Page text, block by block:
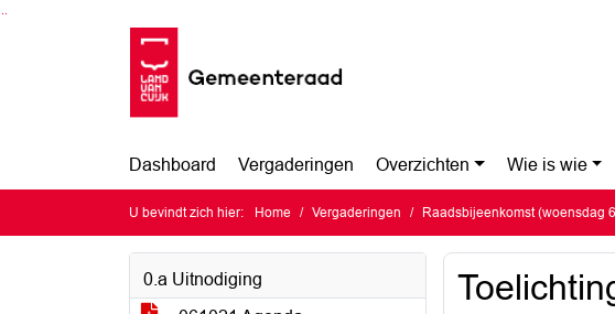
Ga naar de inhoud van deze pagina
Ga naar het zoeken
Ga naar het menu
Dashboard Vergaderingen Overzichten Wie is wie
U bevindt zich hier: Home Vergaderingen Raadsbijeenkomst (woensdag
0.a Uitnodiging